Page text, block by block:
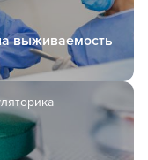
выживаемость